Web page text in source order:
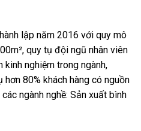
lập năm 2016 với quy mô
quy tụ đội ngũ nhân viên
kinh nghiệm trong ngành,
80% khách hàng có nguồn
ngành nghề: Sản xuất bình